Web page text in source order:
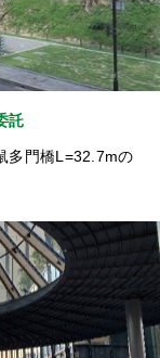
託
多門橋L=32.7mの